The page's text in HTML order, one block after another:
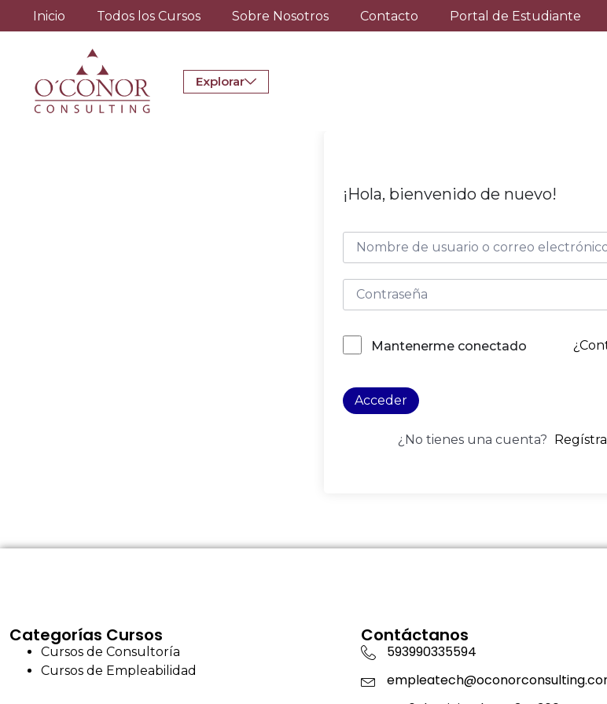
Inicio Todos los Cursos Sobre Nosotros Contacto Portal de Estudiante
Explorar
¡Hola, bienvenido de nuevo!
Mantenerme conectado
Acceder
¿No tienes una cuenta?
Categorías Cursos
Cursos de Consultoría
Cursos de Empleabilidad
Contáctanos
593990335594